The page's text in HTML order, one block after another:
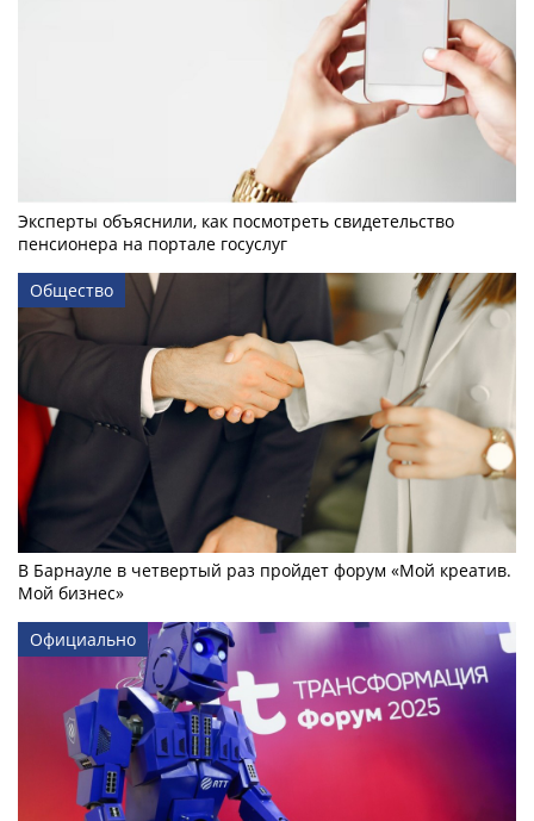
Эксперты объяснили, как посмотреть свидетельство
пенсионера на портале госуслуг
Общество
В Барнауле в четвертый раз пройдет форум «Мой креатив.
Мой бизнес»
Официально